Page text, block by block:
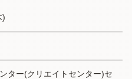
)
ター(クリエイトセンター)セ